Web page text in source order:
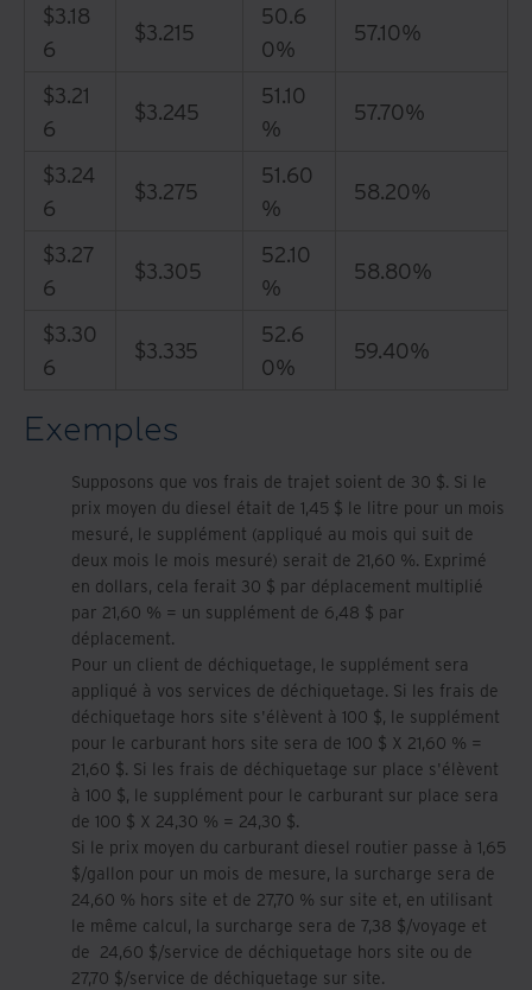
$3.18
6
$3.215
50.6
0%
57.10%
$3.21
6
$3.245
51.10
%
57.70%
$3.24
6
$3.275
51.60
%
58.20%
$3.27
6
$3.305
52.10
%
58.80%
$3.30
6
$3.335
52.6
0%
59.40%
Exemples
Supposons que vos frais de trajet soient de 30 $. Si le
prix moyen du diesel était de 1,45 $ le litre pour un mois
mesuré, le supplément (appliqué au mois qui suit de
deux mois le mois mesuré) serait de 21,60 %. Exprimé
en dollars, cela ferait 30 $ par déplacement multiplié
par 21,60 % = un supplément de 6,48 $ par
déplacement.
Pour un client de déchiquetage, le supplément sera
appliqué à vos services de déchiquetage. Si les frais de
déchiquetage hors site s'élèvent à 100 $, le supplément
pour le carburant hors site sera de 100 $ X 21,60 % =
21,60 $. Si les frais de déchiquetage sur place s'élèvent
à 100 $, le supplément pour le carburant sur place sera
de 100 $ X 24,30 % = 24,30 $.
Si le prix moyen du carburant diesel routier passe à 1,65
$/gallon pour un mois de mesure, la surcharge sera de
24,60 % hors site et de 27,70 % sur site et, en utilisant
le même calcul, la surcharge sera de 7,38 $/voyage et
de 24,60 $/service de déchiquetage hors site ou de
27,70 $/service de déchiquetage sur site.